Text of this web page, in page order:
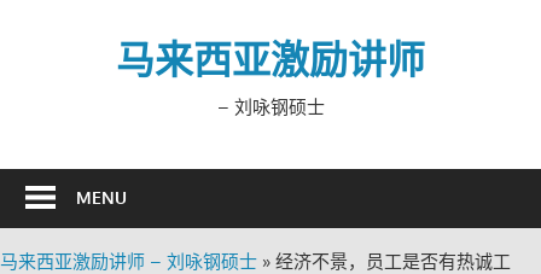
马来西亚激励讲师
– 刘咏钢硕士
MENU
马来西亚激励讲师 – 刘咏钢硕士 » 经济不景，员工是否有热诚工